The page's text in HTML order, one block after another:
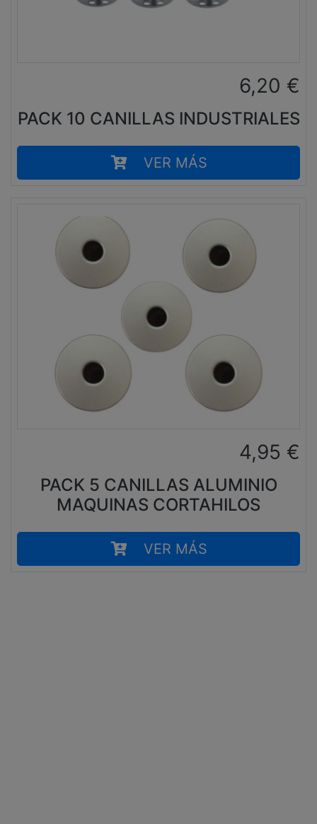
6,20 €
PACK 10 CANILLAS INDUSTRIALES
VER MÁS
4,95 €
PACK 5 CANILLAS ALUMINIO
MAQUINAS CORTAHILOS
VER MÁS